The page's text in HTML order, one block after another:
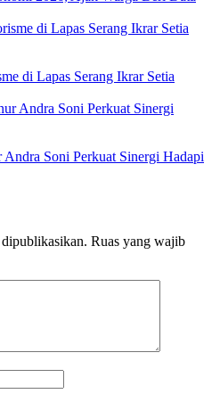
di Lapas Serang Ikrar Setia
Soni Perkuat Sinergi Hadapi
Ruas yang wajib